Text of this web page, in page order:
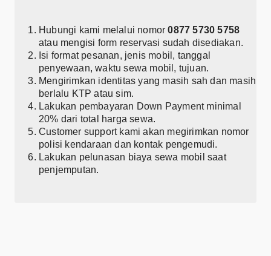
Hubungi kami melalui nomor0877 5730 5758
atau mengisi form reservasi sudah disediakan.
Isi format pesanan, jenis mobil, tanggal
penyewaan, waktu sewa mobil, tujuan.
Mengirimkan identitas yang masih sah dan masih
berlalu KTP atau sim.
Lakukan pembayaran Down Payment minimal
20% dari total harga sewa.
Customer support kami akan megirimkan nomor
polisi kendaraan dan kontak pengemudi.
Lakukan pelunasan biaya sewa mobil saat
penjemputan.